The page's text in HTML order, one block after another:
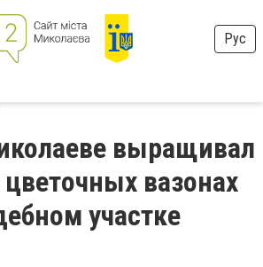
Рус
выращивал
вазонах
участке